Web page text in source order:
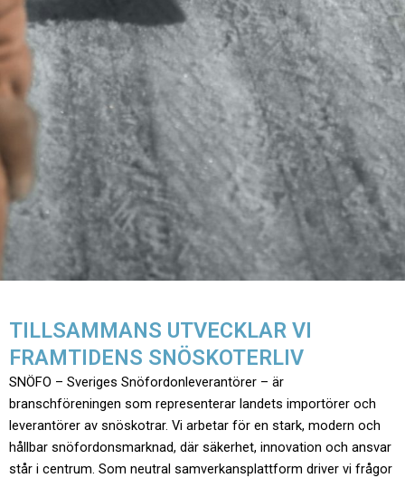
TILLSAMMANS UTVECKLAR VI
FRAMTIDENS SNÖSKOTERLIV
SNÖFO – Sveriges Snöfordonleverantörer – är
branschföreningen som representerar landets importörer och
leverantörer av snöskotrar. Vi arbetar för en stark, modern och
hållbar snöfordonsmarknad, där säkerhet, innovation och ansvar
står i centrum. Som neutral samverkansplattform driver vi frågor